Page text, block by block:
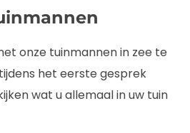
onze tuinmannen in zee te
het eerste gesprek
wat u allemaal in uw tuin